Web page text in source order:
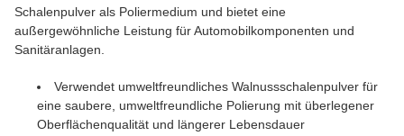
Schalenpulver als Poliermedium und bietet eine
außergewöhnliche Leistung für Automobilkomponenten und
Sanitäranlagen.
Verwendet umweltfreundliches Walnussschalenpulver für
eine saubere, umweltfreundliche Polierung mit überlegener
Oberflächenqualität und längerer Lebensdauer